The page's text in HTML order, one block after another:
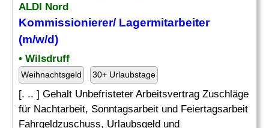
ALDI Nord
Kommissionierer/ Lagermitarbeiter
(m/w/d)
• Wilsdruff
Weihnachtsgeld 30+ Urlaubstage
[. .. ] Gehalt Unbefristeter Arbeitsvertrag Zuschläge
für Nachtarbeit, Sonntagsarbeit und Feiertagsarbeit
Fahrgeldzuschuss, Urlaubsgeld und